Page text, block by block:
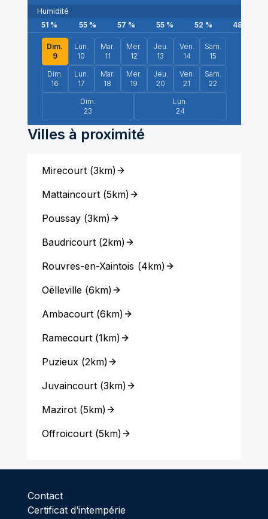
Humidité
51% 55 % 57 % 55 % 52 % 48
Dim.
9
Lun.
10
Mar.
11
Mer.
12
Jeu.
13
Ven.
14
Sam.
15
Dim.
16
Lun.
17
Mar.
18
Mer.
19
Jeu.
20
Ven.
21
Sam.
22
Dim.
23
Lun.
24
Villes à proximité
Mirecourt(3km)
Mattaincourt(5km)
Poussay(3km)
Baudricourt(2km)
Rouvres-en-Xaintois (4km)
Oëlleville(6km)
Ambacourt(6km)
Ramecourt(1km)
Puzieux(2km)
Juvaincourt(3km)
Mazirot(5km)
Offroicourt(5km)
Contact
Certificat d’intempérie